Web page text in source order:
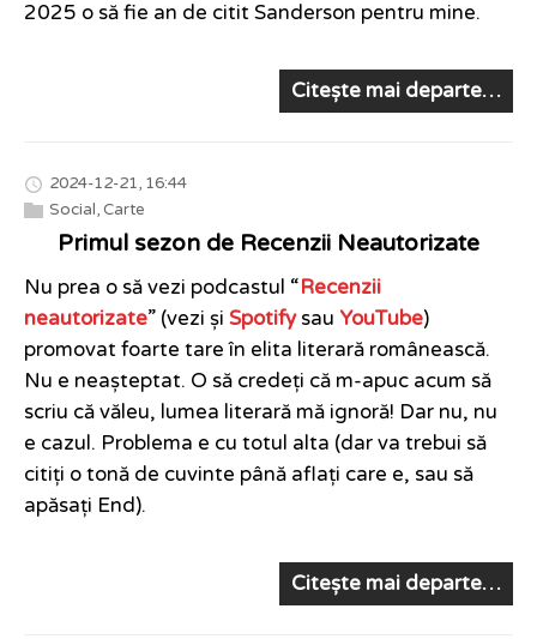
2025 o să fie an de citit Sanderson pentru mine.
Citește mai departe…
2024-12-21, 16:44
Social ,Carte
Primul sezon de Recenzii Neautorizate
Nu prea o să vezi podcastul “Recenzii
neautorizate” (vezi și Spotifysau YouTube)
promovat foarte tare în elita literară românească.
Nu e neașteptat. O să credeți că m-apuc acum să
scriu că văleu, lumea literară mă ignoră! Dar nu, nu
e cazul. Problema e cu totul alta (dar va trebui să
citiți o tonă de cuvinte până aflați care e, sau să
apăsați End).
Citește mai departe…